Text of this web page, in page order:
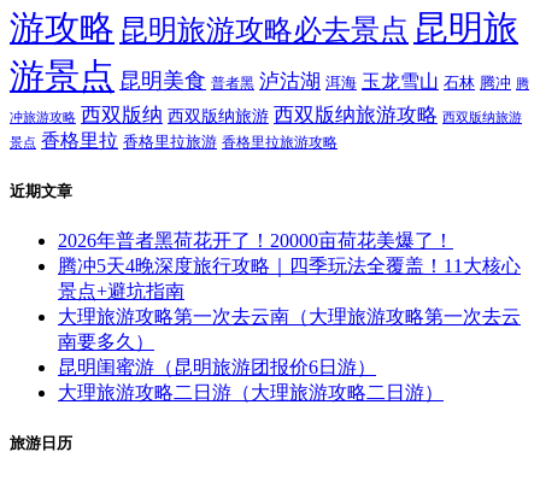
游攻略 昆明旅游攻略必去景点 昆明旅
游景点 昆明美食 普者黑 泸沽湖 洱海 玉龙雪山 石林 腾冲 腾
冲旅游攻略 西双版纳 西双版纳旅游 西双版纳旅游攻略 西双版纳旅游
景点 香格里拉 香格里拉旅游 香格里拉旅游攻略
近期文章
2026年普者黑荷花开了！20000亩荷花美爆了！
腾冲5天4晚深度旅行攻略｜四季玩法全覆盖！11大核心
景点+避坑指南
大理旅游攻略第一次去云南（大理旅游攻略第一次去云
南要多久）
昆明闺蜜游（昆明旅游团报价6日游）
大理旅游攻略二日游（大理旅游攻略二日游）
旅游日历